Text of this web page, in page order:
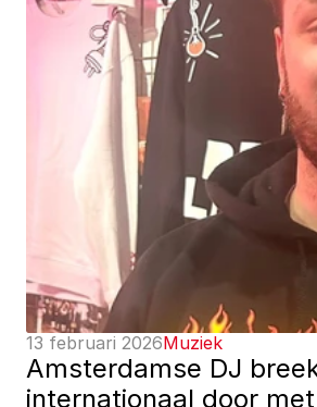
13 februari 2026Muziek
Amsterdamse DJ
internationaal door